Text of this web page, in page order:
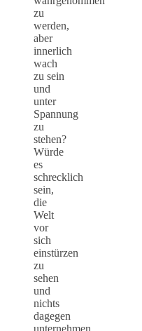
zu
werden,
aber
innerlich
wach
zu sein
und
unter
Spannung
zu
stehen?
Würde
es
schrecklich
sein,
die
Welt
vor
sich
einstürzen
zu
sehen
und
nichts
dagegen
unternehmen